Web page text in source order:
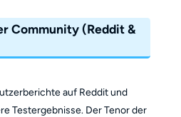
Community (Reddit &
auf Reddit und
Testergebnisse. Der Tenor der